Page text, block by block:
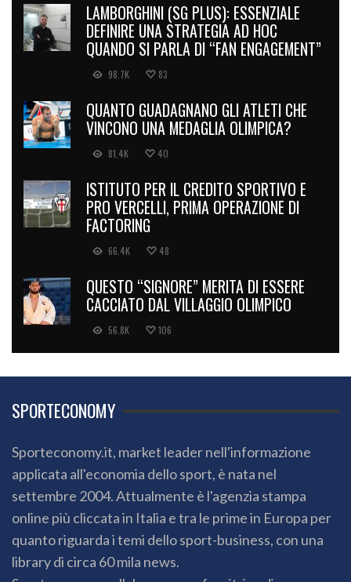
LAMBORGHINI (SG PLUS): ESSENZIALE
DEFINIRE UNA STRATEGIA AD HOC
QUANDO SI PARLA DI “FAN ENGAGEMENT”
98.7K 83
QUANTO GUADAGNANO GLI ATLETI CHE
VINCONO UNA MEDAGLIA OLIMPICA?
81.4K 40
ISTITUTO PER IL CREDITO SPORTIVO E
PRO VERCELLI, PRIMA OPERAZIONE DI
FACTORING
66.4K 48
QUESTO “SIGNORE” MERITA DI ESSERE
CACCIATO DAL VILLAGGIO OLIMPICO
56.8K 106
SPORTECONOMY
Sporteconomy.it, market leader nell'informazione
applicata all'economia dello sport, è nata nel
settembre 2004. Attualmente è l'agenzia stampa
online più cliccata in Italia e tra le prime in Europa per
quanto riguarda i temi dello sport-business, con una
library di circa 60 mila news.